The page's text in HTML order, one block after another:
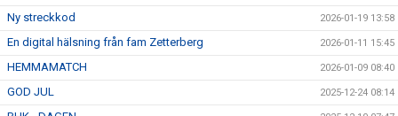
Ny streckkod 2026-01-19 13:58
En digital hälsning från fam Zetterberg 2026-01-11 15:45
HEMMAMATCH 2026-01-09 08:40
GOD JUL 2025-12-24 08:14